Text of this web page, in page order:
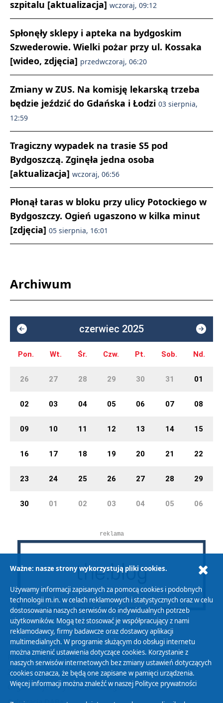
szpitalu [aktualizacja] wczoraj, 09:12
Spłonęły sklepy i apteka na bydgoskim
Szwederowie. Wielki pożar przy ul. Kossaka
[wideo, zdjęcia] przedwczoraj, 06:20
Zmiany w ZUS. Na komisję lekarską trzeba
będzie jeździć do Gdańska i Łodzi 03 sierpnia,
12:59
Tragiczny wypadek na trasie S5 pod
Bydgoszczą. Zginęła jedna osoba
[aktualizacja] wczoraj, 06:56
Płonął taras w bloku przy ulicy Potockiego w
Bydgoszczy. Ogień ugaszono w kilka minut
[zdjęcia] 05 sierpnia, 16:01
Archiwum
czerwiec 2025
Pon. Wt. Śr. Czw. Pt. Sob. Nd.
26 27 28 29 30 31 01
02 03 04 05 06 07 08
09 10 11 12 13 14 15
16 17 18 19 20 21 22
23 24 25 26 27 28 29
30 01 02 03 04 05 06
reklama
Polityka Prywatności
Zasady korzystania z Serwisu
Organizacje Pożytku Publicznego
Ważne: nasze strony wykorzystują pliki cookies.
Używamy informacji zapisanych za pomocą cookies i podobnych
technologii m.in. w celach reklamowych i statystycznych oraz w celu
dostosowania naszych serwisów do indywidualnych potrzeb
użytkowników. Mogą też stosować je współpracujący z nami
reklamodawcy, firmy badawcze oraz dostawcy aplikacji
multimedialnych. W programie służącym do obsługi internetu
można zmienić ustawienia dotyczące cookies. Korzystanie z
naszych serwisów internetowych bez zmiany ustawień dotyczących
cookies oznacza, że będą one zapisane w pamięci urządzenia.
Więcej informacji można znaleźć w naszej Polityce prywatności